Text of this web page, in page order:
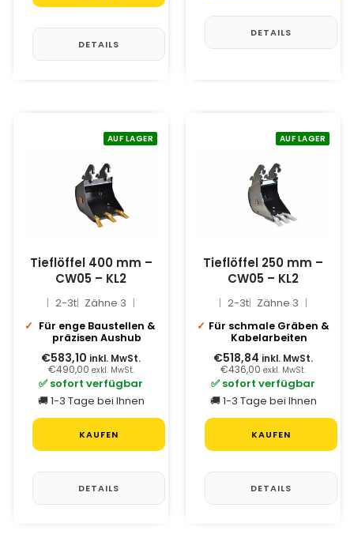
DETAILS
DETAILS
AUF LAGER
Tieflöffel 400 mm –
CW05 – KL2
2-3t Zähne 3
Für enge Baustellen &
präzisen Aushub
€583,10 inkl. MwSt.
€490,00 exkl. MwSt.
✅ sofort verfügbar
🚚 1-3 Tage bei Ihnen
KAUFEN
DETAILS
AUF LAGER
Tieflöffel 250 mm –
CW05 – KL2
2-3t Zähne 3
Für schmale Gräben &
Kabelarbeiten
€518,84 inkl. MwSt.
€436,00 exkl. MwSt.
✅ sofort verfügbar
🚚 1-3 Tage bei Ihnen
KAUFEN
DETAILS